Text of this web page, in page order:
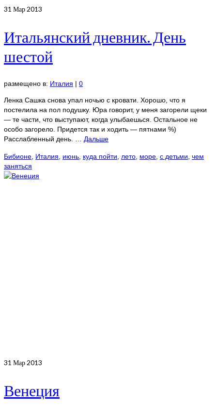
31 Мар 2013
Итальянский дневник. День
шестой
размещено в: Италия | 0
Ленка Сашка снова упал ночью с кровати. Хорошо, что я
постелила на пол подушку. Юра говорит, у меня загорели щеки
— те части, что выступают, когда улыбаешься. Остальное не
особо загорело. Придется так и ходить — пятнами %)
Расслабленный день. … Дальше
Бибионе Италия июнь куда пойти лето море с детьми чем
заняться
31 Мар 2013
Венеция